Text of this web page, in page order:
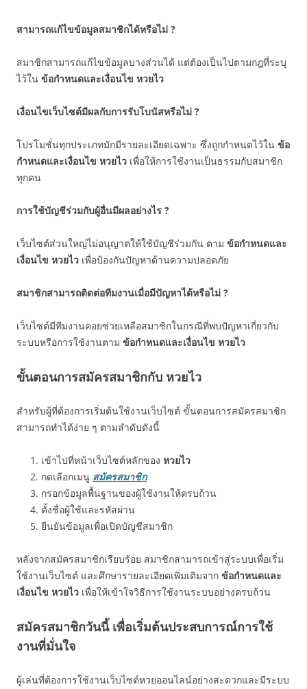
สามารถแก้ไขข้อมูลสมาชิกได้หรือไม่ ?
สมาชิกสามารถแก้ไขข้อมูลบางส่วนได้ แต่ต้องเป็นไปตามกฎที่ระบุ
ไว้ใน ข้อกำหนดและเงื่อนไข หวยไว
เงื่อนไขเว็บไซต์มีผลกับการรับโบนัสหรือไม่ ?
โปรโมชั่นทุกประเภทมักมีรายละเอียดเฉพาะ ซึ่งถูกกำหนดไว้ใน ข้อ
กำหนดและเงื่อนไข หวยไว เพื่อให้การใช้งานเป็นธรรมกับสมาชิก
ทุกคน
การใช้บัญชีร่วมกับผู้อื่นมีผลอย่างไร ?
เว็บไซต์ส่วนใหญ่ไม่อนุญาตให้ใช้บัญชีร่วมกัน ตาม ข้อกำหนดและ
เงื่อนไข หวยไว เพื่อป้องกันปัญหาด้านความปลอดภัย
สมาชิกสามารถติดต่อทีมงานเมื่อมีปัญหาได้หรือไม่ ?
เว็บไซต์มีทีมงานคอยช่วยเหลือสมาชิกในกรณีที่พบปัญหาเกี่ยวกับ
ระบบหรือการใช้งานตาม ข้อกำหนดและเงื่อนไข หวยไว
ขั้นตอนการสมัครสมาชิกกับ หวยไว
สำหรับผู้ที่ต้องการเริ่มต้นใช้งานเว็บไซต์ ขั้นตอนการสมัครสมาชิก
สามารถทำได้ง่าย ๆ ตามลำดับดังนี้
เข้าไปที่หน้าเว็บไซต์หลักของ หวยไว
กดเลือกเมนู สมัครสมาชิก
กรอกข้อมูลพื้นฐานของผู้ใช้งานให้ครบถ้วน
ตั้งชื่อผู้ใช้และรหัสผ่าน
ยืนยันข้อมูลเพื่อเปิดบัญชีสมาชิก
หลังจากสมัครสมาชิกเรียบร้อย สมาชิกสามารถเข้าสู่ระบบเพื่อเริ่ม
ใช้งานเว็บไซต์ และศึกษารายละเอียดเพิ่มเติมจาก ข้อกำหนดและ
เงื่อนไข หวยไว เพื่อให้เข้าใจวิธีการใช้งานระบบอย่างครบถ้วน
สมัครสมาชิกวันนี้ เพื่อเริ่มต้นประสบการณ์การใช้
งานที่มั่นใจ
ผู้เล่นที่ต้องการใช้งานเว็บไซต์หวยออนไลน์อย่างสะดวกและมีระบบ